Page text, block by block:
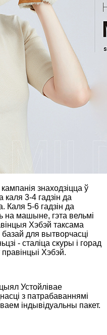
знаходзіцца ў
каля 3-4 гадзін да
Каля 5-6 гадзін да
на машыне, гэта вельмі
Хэбэй таксама
для вытворчасці
- сталіца скуры і горад
Хэбэй.
Устойлівае
з патрабаваннямі
індывідуальны пакет.